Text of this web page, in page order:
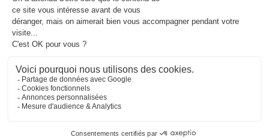
En vous inscrivant à notre newsletter, vous acceptez notre
confidentialité.
Retrouvons-nous sur